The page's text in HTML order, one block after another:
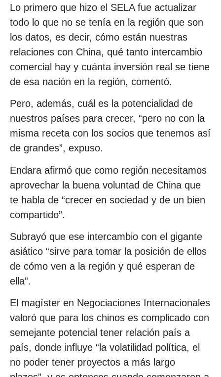
Lo primero que hizo el SELA fue actualizar
todo lo que no se tenía en la región que son
los datos, es decir, cómo están nuestras
relaciones con China, qué tanto intercambio
comercial hay y cuánta inversión real se tiene
de esa nación en la región, comentó.
Pero, además, cuál es la potencialidad de
nuestros países para crecer, “pero no con la
misma receta con los socios que tenemos así
de grandes”, expuso.
Endara afirmó que como región necesitamos
aprovechar la buena voluntad de China que
te habla de “crecer en sociedad y de un bien
compartido”.
Subrayó que ese intercambio con el gigante
asiático “sirve para tomar la posición de ellos
de cómo ven a la región y qué esperan de
ella”.
El magíster en Negociaciones Internacionales
valoró que para los chinos es complicado con
semejante potencial tener relación país a
país, donde influye “la volatilidad política, el
no poder tener proyectos a más largo